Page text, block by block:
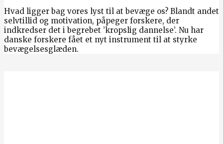
Hvad ligger bag vores lyst til at bevæge os? Blandt andet
selvtillid og motivation, påpeger forskere, der
indkredser det i begrebet ’kropslig dannelse’. Nu har
danske forskere fået et nyt instrument til at styrke
bevægelsesglæden.